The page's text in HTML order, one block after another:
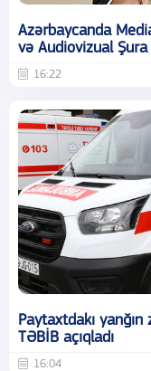
Azərbaycanda
və Audiovizual
16:22
Paytaxtdakı
TƏBİB açıqladı
16:04